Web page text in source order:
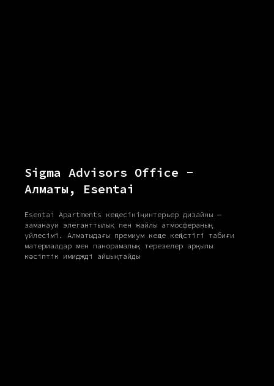
Sigma Advisors Office -
Алматы, Esentai
Esentai Apartments кеңсесінің интерьер дизайны —
заманауи элеганттылық пен жайлы атмосфераның
үйлесімі. Алматыдағы премиум кеңсе кеңістігі табиғи
материалдар мен панорамалық терезелер арқылы
кәсіптік имиджді айшықтайды